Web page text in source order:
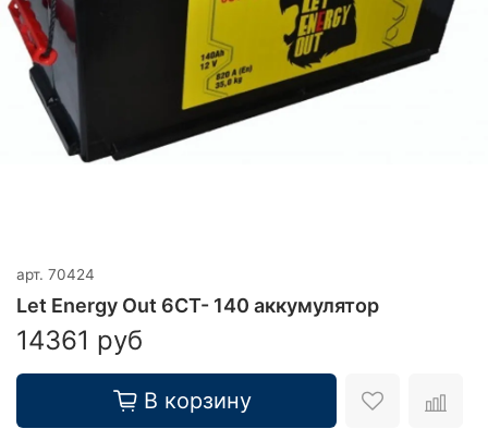
арт. 70424
Let Energy Out 6CT- 140 аккумулятор
14361 руб
В корзину